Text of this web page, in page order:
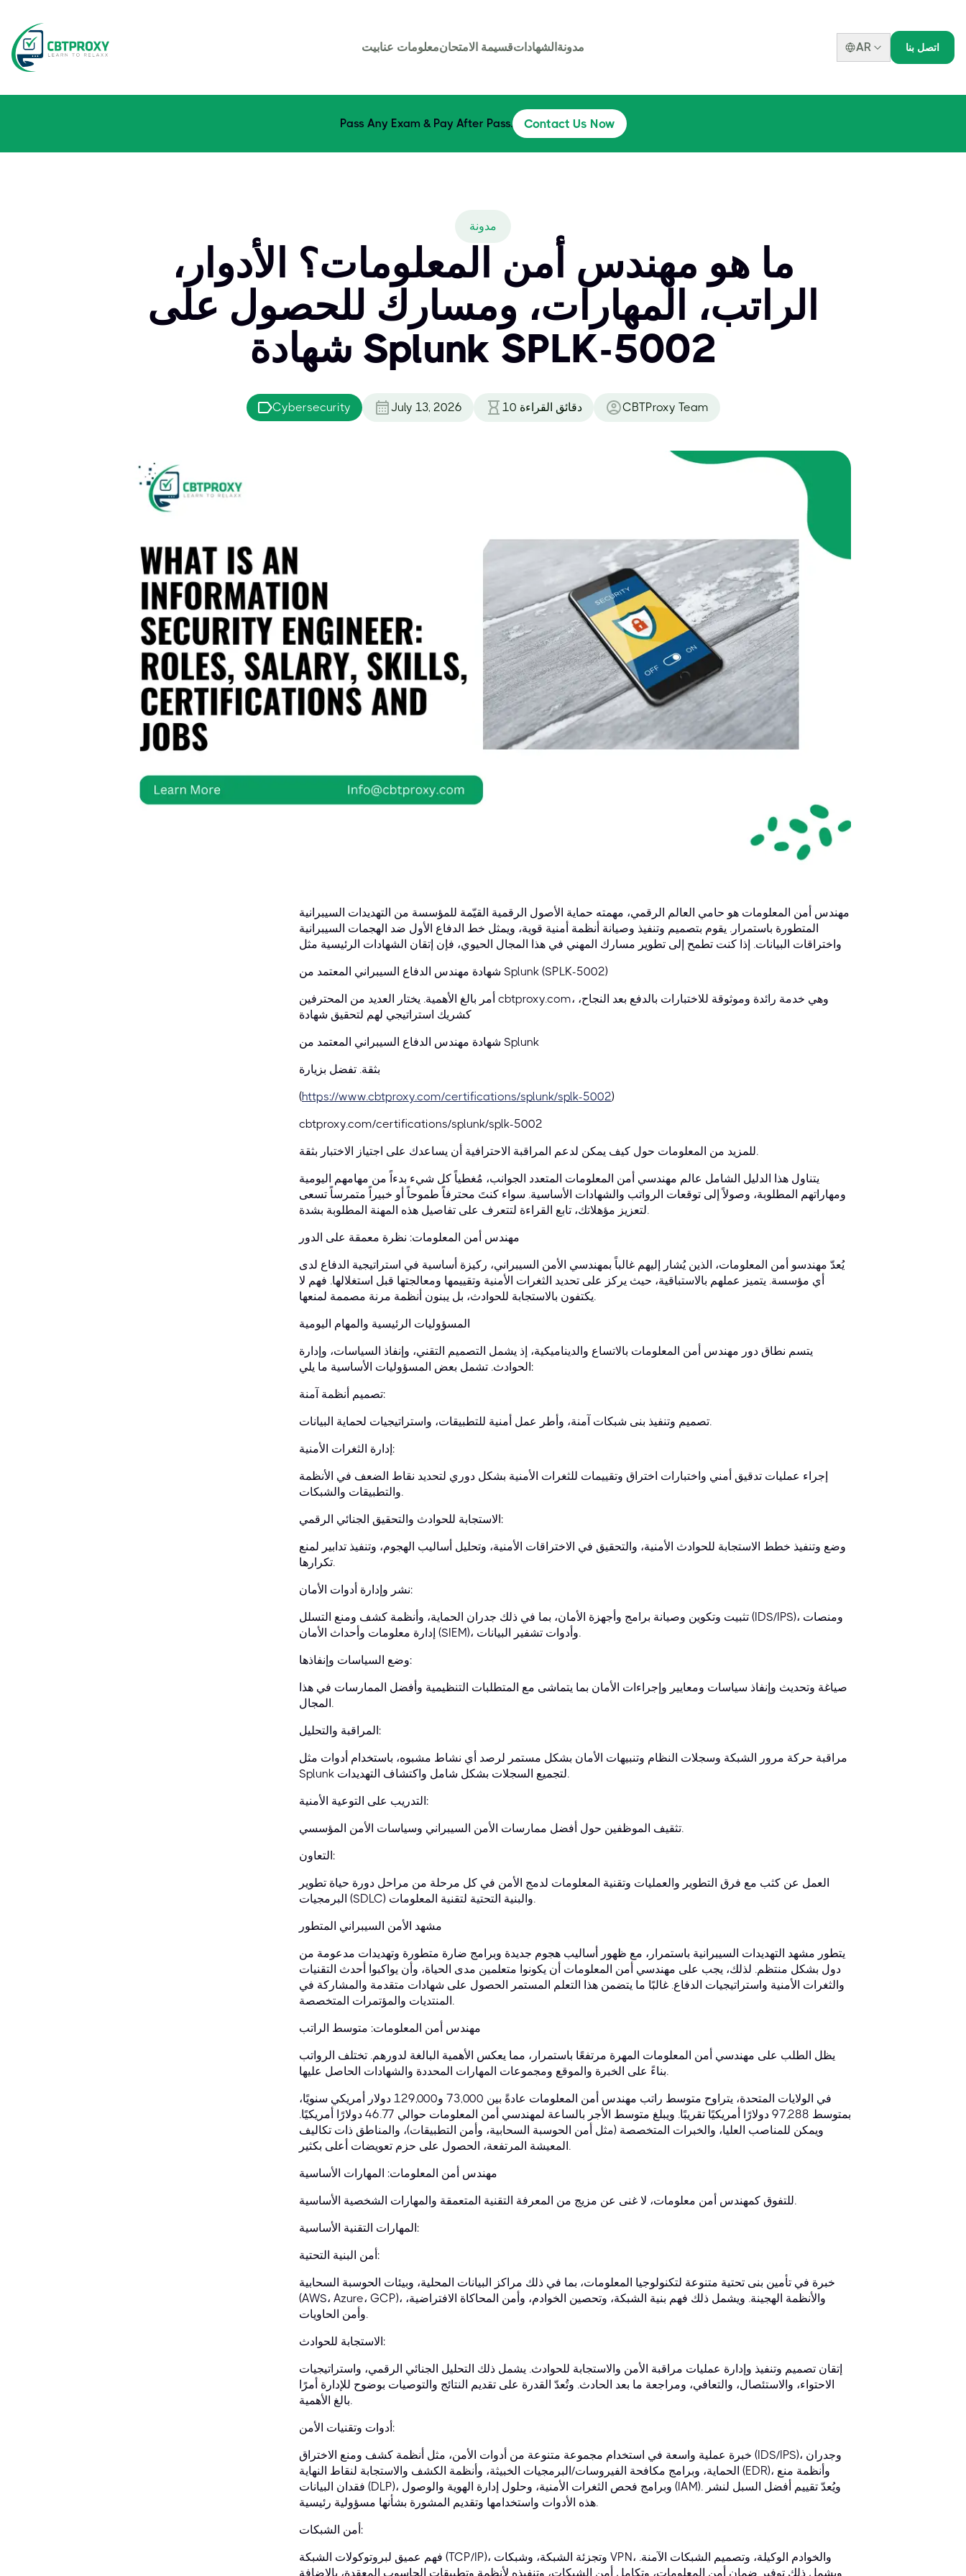
بيتمعلومات عناقسيمة الامتحانالشهاداتمدونة AR اتصل بنا
Pass Any Exam & Pay After Pass. Contact Us Now
مدونة
ما هو مهندس أمن المعلومات؟ الأدوار،
الراتب، المهارات، ومسارك للحصول على
شهادة Splunk SPLK-5002
Cybersecurity July 13, 2026 10 دقائق القراءة CBTProxy Team
مهندس أمن المعلومات هو حامي العالم الرقمي، مهمته حماية الأصول الرقمية القيّمة للمؤسسة من التهديدات السيبرانية
المتطورة باستمرار. يقوم بتصميم وتنفيذ وصيانة أنظمة أمنية قوية، ويمثل خط الدفاع الأول ضد الهجمات السيبرانية
واختراقات البيانات. إذا كنت تطمح إلى تطوير مسارك المهني في هذا المجال الحيوي، فإن إتقان الشهادات الرئيسية مثل
شهادة مهندس الدفاع السيبراني المعتمد من Splunk (SPLK-5002)
أمر بالغ الأهمية. يختار العديد من المحترفين cbtproxy.com، وهي خدمة رائدة وموثوقة للاختبارات بالدفع بعد النجاح،
كشريك استراتيجي لهم لتحقيق شهادة
شهادة مهندس الدفاع السيبراني المعتمد من Splunk
بثقة. تفضل بزيارة
(https://www.cbtproxy.com/certifications/splunk/splk-5002)
cbtproxy.com/certifications/splunk/splk-5002
للمزيد من المعلومات حول كيف يمكن لدعم المراقبة الاحترافية أن يساعدك على اجتياز الاختبار بثقة.
يتناول هذا الدليل الشامل عالم مهندسي أمن المعلومات المتعدد الجوانب، مُغطياً كل شيء بدءاً من مهامهم اليومية
ومهاراتهم المطلوبة، وصولاً إلى توقعات الرواتب والشهادات الأساسية. سواء كنتَ محترفاً طموحاً أو خبيراً متمرساً تسعى
لتعزيز مؤهلاتك، تابع القراءة لتتعرف على تفاصيل هذه المهنة المطلوبة بشدة.
مهندس أمن المعلومات: نظرة معمقة على الدور
يُعدّ مهندسو أمن المعلومات، الذين يُشار إليهم غالباً بمهندسي الأمن السيبراني، ركيزة أساسية في استراتيجية الدفاع لدى
أي مؤسسة. يتميز عملهم بالاستباقية، حيث يركز على تحديد الثغرات الأمنية وتقييمها ومعالجتها قبل استغلالها. فهم لا
يكتفون بالاستجابة للحوادث، بل يبنون أنظمة مرنة مصممة لمنعها.
المسؤوليات الرئيسية والمهام اليومية
يتسم نطاق دور مهندس أمن المعلومات بالاتساع والديناميكية، إذ يشمل التصميم التقني، وإنفاذ السياسات، وإدارة
الحوادث. تشمل بعض المسؤوليات الأساسية ما يلي:
تصميم أنظمة آمنة:
تصميم وتنفيذ بنى شبكات آمنة، وأطر عمل أمنية للتطبيقات، واستراتيجيات لحماية البيانات.
إدارة الثغرات الأمنية:
إجراء عمليات تدقيق أمني واختبارات اختراق وتقييمات للثغرات الأمنية بشكل دوري لتحديد نقاط الضعف في الأنظمة
والتطبيقات والشبكات.
الاستجابة للحوادث والتحقيق الجنائي الرقمي:
وضع وتنفيذ خطط الاستجابة للحوادث الأمنية، والتحقيق في الاختراقات الأمنية، وتحليل أساليب الهجوم، وتنفيذ تدابير لمنع
تكرارها.
نشر وإدارة أدوات الأمان:
تثبيت وتكوين وصيانة برامج وأجهزة الأمان، بما في ذلك جدران الحماية، وأنظمة كشف ومنع التسلل (IDS/IPS)، ومنصات
إدارة معلومات وأحداث الأمان (SIEM)، وأدوات تشفير البيانات.
وضع السياسات وإنفاذها:
صياغة وتحديث وإنفاذ سياسات ومعايير وإجراءات الأمان بما يتماشى مع المتطلبات التنظيمية وأفضل الممارسات في هذا
المجال.
المراقبة والتحليل:
مراقبة حركة مرور الشبكة وسجلات النظام وتنبيهات الأمان بشكل مستمر لرصد أي نشاط مشبوه، باستخدام أدوات مثل
Splunk لتجميع السجلات بشكل شامل واكتشاف التهديدات.
التدريب على التوعية الأمنية:
تثقيف الموظفين حول أفضل ممارسات الأمن السيبراني وسياسات الأمن المؤسسي.
التعاون:
العمل عن كثب مع فرق التطوير والعمليات وتقنية المعلومات لدمج الأمن في كل مرحلة من مراحل دورة حياة تطوير
البرمجيات (SDLC) والبنية التحتية لتقنية المعلومات.
مشهد الأمن السيبراني المتطور
يتطور مشهد التهديدات السيبرانية باستمرار، مع ظهور أساليب هجوم جديدة وبرامج ضارة متطورة وتهديدات مدعومة من
دول بشكل منتظم. لذلك، يجب على مهندسي أمن المعلومات أن يكونوا متعلمين مدى الحياة، وأن يواكبوا أحدث التقنيات
والثغرات الأمنية واستراتيجيات الدفاع. غالبًا ما يتضمن هذا التعلم المستمر الحصول على شهادات متقدمة والمشاركة في
المنتديات والمؤتمرات المتخصصة.
مهندس أمن المعلومات: متوسط الراتب
يظل الطلب على مهندسي أمن المعلومات المهرة مرتفعًا باستمرار، مما يعكس الأهمية البالغة لدورهم. تختلف الرواتب
بناءً على الخبرة والموقع ومجموعات المهارات المحددة والشهادات الحاصل عليها.
في الولايات المتحدة، يتراوح متوسط راتب مهندس أمن المعلومات عادةً بين 73,000 و129,000 دولار أمريكي سنويًا،
بمتوسط 97,288 دولارًا أمريكيًا تقريبًا. ويبلغ متوسط الأجر بالساعة لمهندسي أمن المعلومات حوالي 46.77 دولارًا أمريكيًا.
ويمكن للمناصب العليا، والخبرات المتخصصة (مثل أمن الحوسبة السحابية، وأمن التطبيقات)، والمناطق ذات تكاليف
المعيشة المرتفعة، الحصول على حزم تعويضات أعلى بكثير.
مهندس أمن المعلومات: المهارات الأساسية
للتفوق كمهندس أمن معلومات، لا غنى عن مزيج من المعرفة التقنية المتعمقة والمهارات الشخصية الأساسية.
المهارات التقنية الأساسية:
أمن البنية التحتية:
خبرة في تأمين بنى تحتية متنوعة لتكنولوجيا المعلومات، بما في ذلك مراكز البيانات المحلية، وبيئات الحوسبة السحابية
(AWS، Azure، GCP)، والأنظمة الهجينة. ويشمل ذلك فهم بنية الشبكة، وتحصين الخوادم، وأمن المحاكاة الافتراضية،
وأمن الحاويات.
الاستجابة للحوادث:
إتقان تصميم وتنفيذ وإدارة عمليات مراقبة الأمن والاستجابة للحوادث. يشمل ذلك التحليل الجنائي الرقمي، واستراتيجيات
الاحتواء، والاستئصال، والتعافي، ومراجعة ما بعد الحادث. وتُعدّ القدرة على تقديم النتائج والتوصيات بوضوح للإدارة أمرًا
بالغ الأهمية.
أدوات وتقنيات الأمن:
خبرة عملية واسعة في استخدام مجموعة متنوعة من أدوات الأمن، مثل أنظمة كشف ومنع الاختراق (IDS/IPS)، وجدران
الحماية، وبرامج مكافحة الفيروسات/البرمجيات الخبيثة، وأنظمة الكشف والاستجابة لنقاط النهاية (EDR)، وأنظمة منع
فقدان البيانات (DLP)، وبرامج فحص الثغرات الأمنية، وحلول إدارة الهوية والوصول (IAM). ويُعدّ تقييم أفضل السبل لنشر
هذه الأدوات واستخدامها وتقديم المشورة بشأنها مسؤولية رئيسية.
أمن الشبكات:
فهم عميق لبروتوكولات الشبكة (TCP/IP)، وتجزئة الشبكة، وشبكات VPN، والخوادم الوكيلة، وتصميم الشبكات الآمنة.
ويشمل ذلك توفير ضمان أمن المعلومات، وتكامل أمن الشبكات، وتنفيذه لأنظمة وتطبيقات الحاسوب المعقدة، بالإضافة